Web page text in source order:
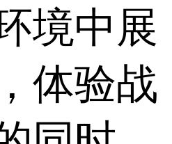
境中展
体验战